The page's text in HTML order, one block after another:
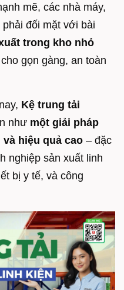
mẽ, các nhà máy,
đối mặt với bài
trong kho nhỏ
gọn gàng, an toàn
Kệ trung tải
như một giải pháp
hiệu quả cao – đặc
nghiệp sản xuất linh
bị y tế, và công